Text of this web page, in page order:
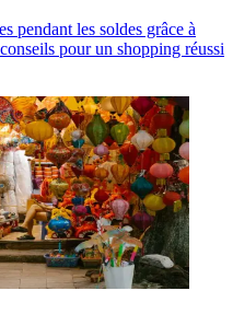
pendant les soldes grâce à
pour un shopping réussi